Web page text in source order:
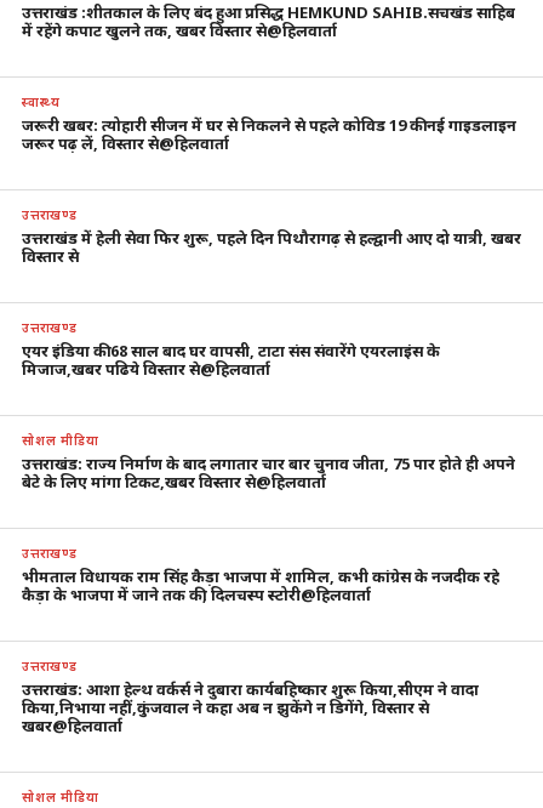
उत्तराखंड :शीतकाल के लिए बंद हुआ प्रसिद्ध HEMKUND SAHIB.सचखंड साहिब
में रहेंगे कपाट खुलने तक, खबर विस्तार से@हिलवार्ता
स्वास्थ्य
जरूरी खबर: त्योहारी सीजन में घर से निकलने से पहले कोविड 19 की नई गाइडलाइन
जरूर पढ़ लें, विस्तार से@हिलवार्ता
उत्तराखण्ड
उत्तराखंड में हेली सेवा फिर शुरू, पहले दिन पिथौरागढ़ से हल्द्वानी आए दो यात्री, खबर
विस्तार से
उत्तराखण्ड
एयर इंडिया की 68 साल बाद घर वापसी, टाटा संस संवारेंगे एयरलाइंस के
मिजाज,खबर पढिये विस्तार से@हिलवार्ता
सोशल मीडिया
उत्तराखंड: राज्य निर्माण के बाद लगातार चार बार चुनाव जीता, 75 पार होते ही अपने
बेटे के लिए मांगा टिकट,खबर विस्तार से@हिलवार्ता
उत्तराखण्ड
भीमताल विधायक राम सिंह कैड़ा भाजपा में शामिल, कभी कांग्रेस के नजदीक रहे
कैड़ा के भाजपा में जाने तक की, दिलचस्प स्टोरी@हिलवार्ता
उत्तराखण्ड
उत्तराखंड: आशा हेल्थ वर्कर्स ने दुबारा कार्यबहिष्कार शुरू किया,सीएम ने वादा
किया,निभाया नहीं,कुंजवाल ने कहा अब न झुकेंगे न डिगेंगे, विस्तार से
खबर@हिलवार्ता
सोशल मीडिया